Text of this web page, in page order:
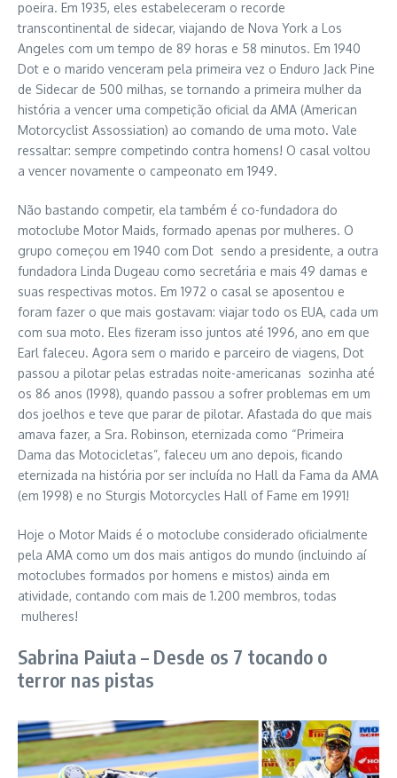
poeira. Em 1935, eles estabeleceram o recorde
transcontinental de sidecar, viajando de Nova York a Los
Angeles com um tempo de 89 horas e 58 minutos. Em 1940
Dot e o marido venceram pela primeira vez o Enduro Jack Pine
de Sidecar de 500 milhas, se tornando a primeira mulher da
história a vencer uma competição oficial da AMA (American
Motorcyclist Assossiation) ao comando de uma moto. Vale
ressaltar: sempre competindo contra homens! O casal voltou
a vencer novamente o campeonato em 1949.
Não bastando competir, ela também é co-fundadora do
motoclube Motor Maids, formado apenas por mulheres. O
grupo começou em 1940 com Dot sendo a presidente, a outra
fundadora Linda Dugeau como secretária e mais 49 damas e
suas respectivas motos. Em 1972 o casal se aposentou e
foram fazer o que mais gostavam: viajar todo os EUA, cada um
com sua moto. Eles fizeram isso juntos até 1996, ano em que
Earl faleceu. Agora sem o marido e parceiro de viagens, Dot
passou a pilotar pelas estradas noite-americanas sozinha até
os 86 anos (1998), quando passou a sofrer problemas em um
dos joelhos e teve que parar de pilotar. Afastada do que mais
amava fazer, a Sra. Robinson, eternizada como “Primeira
Dama das Motocicletas”, faleceu um ano depois, ficando
eternizada na história por ser incluída no Hall da Fama da AMA
(em 1998) e no Sturgis Motorcycles Hall of Fame em 1991!
Hoje o Motor Maids é o motoclube considerado oficialmente
pela AMA como um dos mais antigos do mundo (incluindo aí
motoclubes formados por homens e mistos) ainda em
atividade, contando com mais de 1.200 membros, todas
mulheres!
Sabrina Paiuta – Desde os 7 tocando o
terror nas pistas